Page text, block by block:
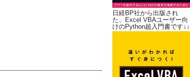
日経BP社から出版され
た、Excel VBAユーザー向
けのPython超入門書です↓↓